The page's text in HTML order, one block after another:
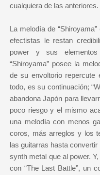
cualquiera de las anteriores.
La melodía de
efectistas le restan
power y sus
“Shiroyama” posee la
de su envoltorio
todo, es su continuación;
abandona Japón para
poco riesgo y el mismo
una melodía con menos
coros, más arreglos y los
las guitarras hasta
synth metal que al power.
con “The Last Battle”, un